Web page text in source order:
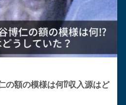
の額の模様は何⁉︎収入源はど